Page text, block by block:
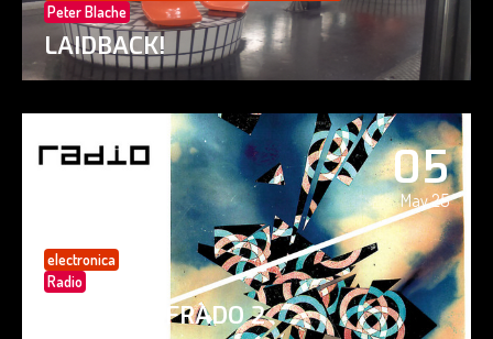
Peter Blache
LAIDBACK!
05
May 25
electronica
Radio
PAISAJE CIFRADO 2